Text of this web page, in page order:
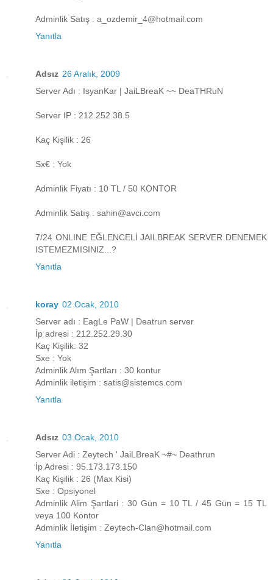
Adminlik Satış : a_ozdemir_4@hotmail.com
Yanıtla
Adsız 26 Aralık, 2009
Server Adı : IsyanKar | JaiLBreaK ~~ DeaTHRuN
Server IP : 212.252.38.5
Kaç Kişilik : 26
Sx€ : Yok
Adminlik Fiyatı : 10 TL / 50 KONTOR
Adminlik Satış : sahin@avci.com
7/24 ONLINE EĞLENCELİ JAILBREAK SERVER DENEMEK
ISTEMEZMISINIZ...?
Yanıtla
koray 02 Ocak, 2010
Server adı : EagLe PaW | Deatrun server
İp adresi : 212.252.29.30
Kaç Kişilik: 32
Sxe : Yok
Adminlik Alım Şartları : 30 kontur
Adminlik iletişim : satis@sistemcs.com
Yanıtla
Adsız 03 Ocak, 2010
Server Adi : Zeytech ' JaiLBreaK ~#~ Deathrun
İp Adresi : 95.173.173.150
Kaç Kişilik : 26 (Max Kisi)
Sxe : Opsiyonel
Adminlik Alim Şartlari : 30 Gün = 10 TL / 45 Gün = 15 TL
veya 100 Kontor
Adminlik İletişim : Zeytech-Clan@hotmail.com
Yanıtla